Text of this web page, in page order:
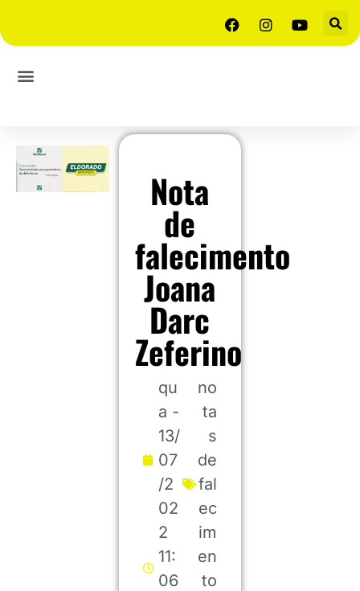
Nota
de
falecimento
Joana
Darc
Zeferino
qu
a -
13/
07
/2
02
2
11:
06
no
ta
s
de
fal
ec
im
en
to